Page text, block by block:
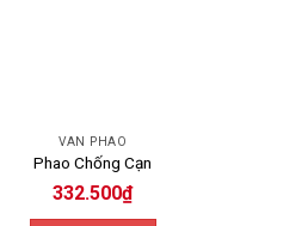
VAN PHAO
Phao Chống Cạn
332.500₫